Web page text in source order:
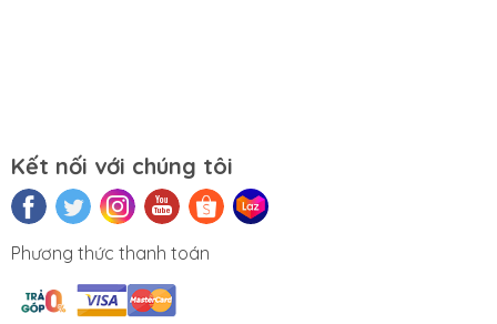
Kết nối với chúng tôi
Phương thức thanh toán